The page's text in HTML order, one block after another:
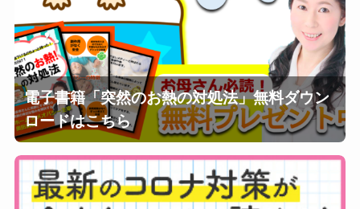
電子書籍「突然のお熱の対処法」無料ダウン
ロードはこちら